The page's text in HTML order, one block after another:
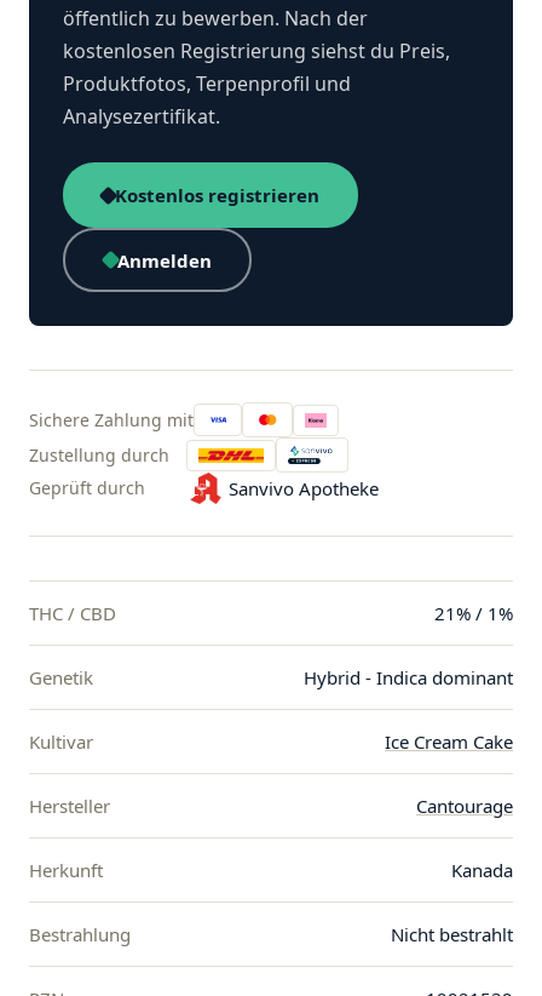
öffentlich zu bewerben. Nach der
kostenlosen Registrierung siehst du Preis,
Produktfotos, Terpenprofil und
Analysezertifikat.
Kostenlos registrieren
Anmelden
Sichere Zahlung mit
Zustellung durch
Geprüft durch
Sanvivo Apotheke
THC / CBD 21% / 1%
Genetik Hybrid - Indica dominant
Kultivar Ice Cream Cake
Hersteller Cantourage
Herkunft Kanada
Bestrahlung Nicht bestrahlt